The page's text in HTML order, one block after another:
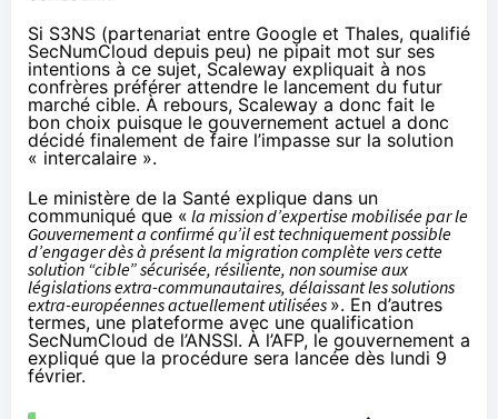
Si S3NS (partenariat entre Google et Thales, qualifié
SecNumCloud depuis peu) ne pipait mot sur ses
intentions à ce sujet, Scaleway expliquait à nos
confrères préférer attendre le lancement du futur
marché cible. À rebours, Scaleway a donc fait le
bon choix puisque le gouvernement actuel a donc
décidé finalement de faire l’impasse sur la solution
« intercalaire ».
Le ministère de la Santé explique dans un
communiqué que « la mission d’expertise mobilisée par le
Gouvernement a confirmé qu’il est techniquement possible
d’engager dès à présent la migration complète vers cette
solution “cible” sécurisée, résiliente, non soumise aux
législations extra-communautaires, délaissant les solutions
extra-européennes actuellement utilisées ». En d’autres
termes, une plateforme avec une qualification
SecNumCloud de l’ANSSI. À l’AFP, le gouvernement a
expliqué que la procédure sera lancée dès lundi 9
février.